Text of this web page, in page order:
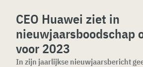
CEO Huawei ziet in
nieuwjaarsboodschap
voor 2023
In zijn jaarlijkse nieuwjaarsbericht